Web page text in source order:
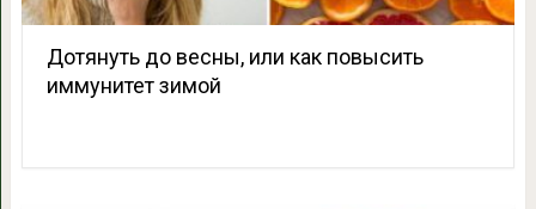
Дотянуть до весны, или как повысить
иммунитет зимой